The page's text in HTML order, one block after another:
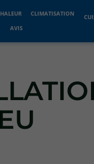
CLIMATISATION
AVIS